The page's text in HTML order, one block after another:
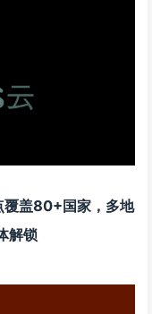
盖80+国家，多地
解锁